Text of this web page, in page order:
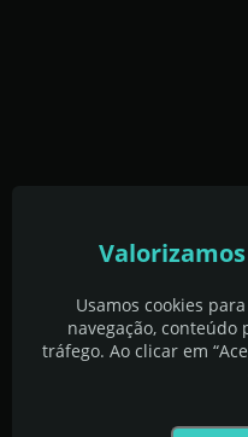
Usamos cookies
navegação, conteúdo
tráfego. Ao clicar em